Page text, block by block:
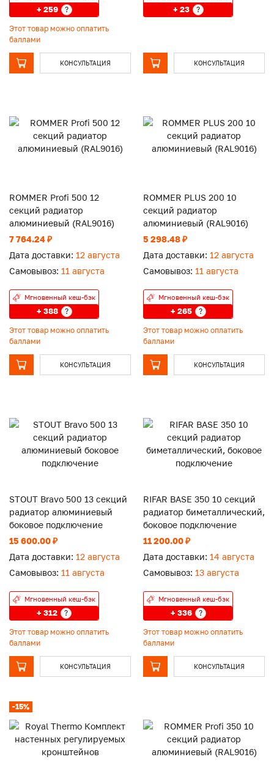
+ 259 ?
Этот товар можно оплатить
баллами
КОНСУЛЬТАЦИЯ
+ 23 ?
КОНСУЛЬТАЦИЯ
ROMMER Profi 500 12
секций радиатор
алюминиевый (RAL9016)
7 764.24 ₽
Дата доставки: 12 августа
Самовывоз: 11 августа
Мгновенный кеш-бэк
+ 388 ?
Этот товар можно оплатить
баллами
КОНСУЛЬТАЦИЯ
ROMMER PLUS 200 10
секций радиатор
алюминиевый (RAL9016)
5 298.48 ₽
Дата доставки: 12 августа
Самовывоз: 11 августа
Мгновенный кеш-бэк
+ 265 ?
Этот товар можно оплатить
баллами
КОНСУЛЬТАЦИЯ
STOUT Bravo 500 13 секций
радиатор алюминиевый
боковое подключение
15 600.00 ₽
Дата доставки: 12 августа
Самовывоз: 11 августа
Мгновенный кеш-бэк
+ 312 ?
Этот товар можно оплатить
баллами
КОНСУЛЬТАЦИЯ
RIFAR BASE 350 10 секций
радиатор биметаллический,
боковое подключение
11 200.00 ₽
Дата доставки: 14 августа
Самовывоз: 13 августа
Мгновенный кеш-бэк
+ 336 ?
Этот товар можно оплатить
баллами
КОНСУЛЬТАЦИЯ
-15%